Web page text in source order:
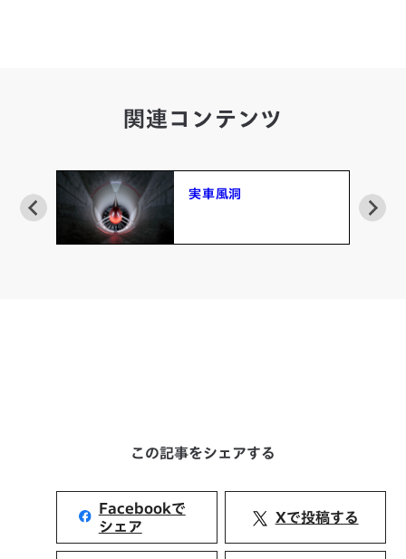
関連コンテンツ
実車風洞
この記事をシェアする
Facebookで
シェア
Xで投稿する